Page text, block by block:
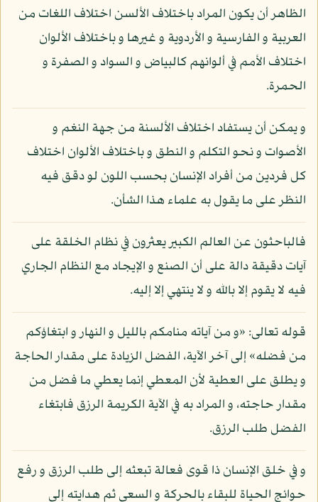
الظاهر أن يكون المراد باختلاف الألسن اختلاف اللغات من
العربية و الفارسية و الأردوية و غيرها و باختلاف الألوان
اختلاف الأمم في ألوانهم كالبياض و السواد و الصفرة و
الحمرة.
و يمكن أن يستفاد اختلاف الألسنة من جهة النغم و
الأصوات و نحو التكلم و النطق و باختلاف الألوان اختلاف
كل فردين من أفراد الإنسان بحسب اللون لو دقق فيه
النظر على ما يقول به علماء هذا الشأن.
فالباحثون عن العالم الكبير يعثرون في نظام الخلقة على
آيات دقيقة دالة على أن الصنع و الإيجاد مع النظام الجاري
فيه لا يقوم إلا بالله و لا ينتهي إلا إليه.
قوله تعالى: «و من آياته منامكم بالليل و النهار و ابتغاؤكم
من فضله» إلى آخر الآية، الفضل الزيادة على مقدار الحاجة
و يطلق على العطية لأن المعطي إنما يعطي ما فضل من
مقدار حاجته، و المراد به في الآية الكريمة الرزق فابتغاء
الفضل طلب الرزق.
و في خلق الإنسان ذا قوى فعالة تبعثه إلى طلب الرزق و رفع
حوائج الحياة للبقاء بالحركة و السعي ثم هدايته إلى